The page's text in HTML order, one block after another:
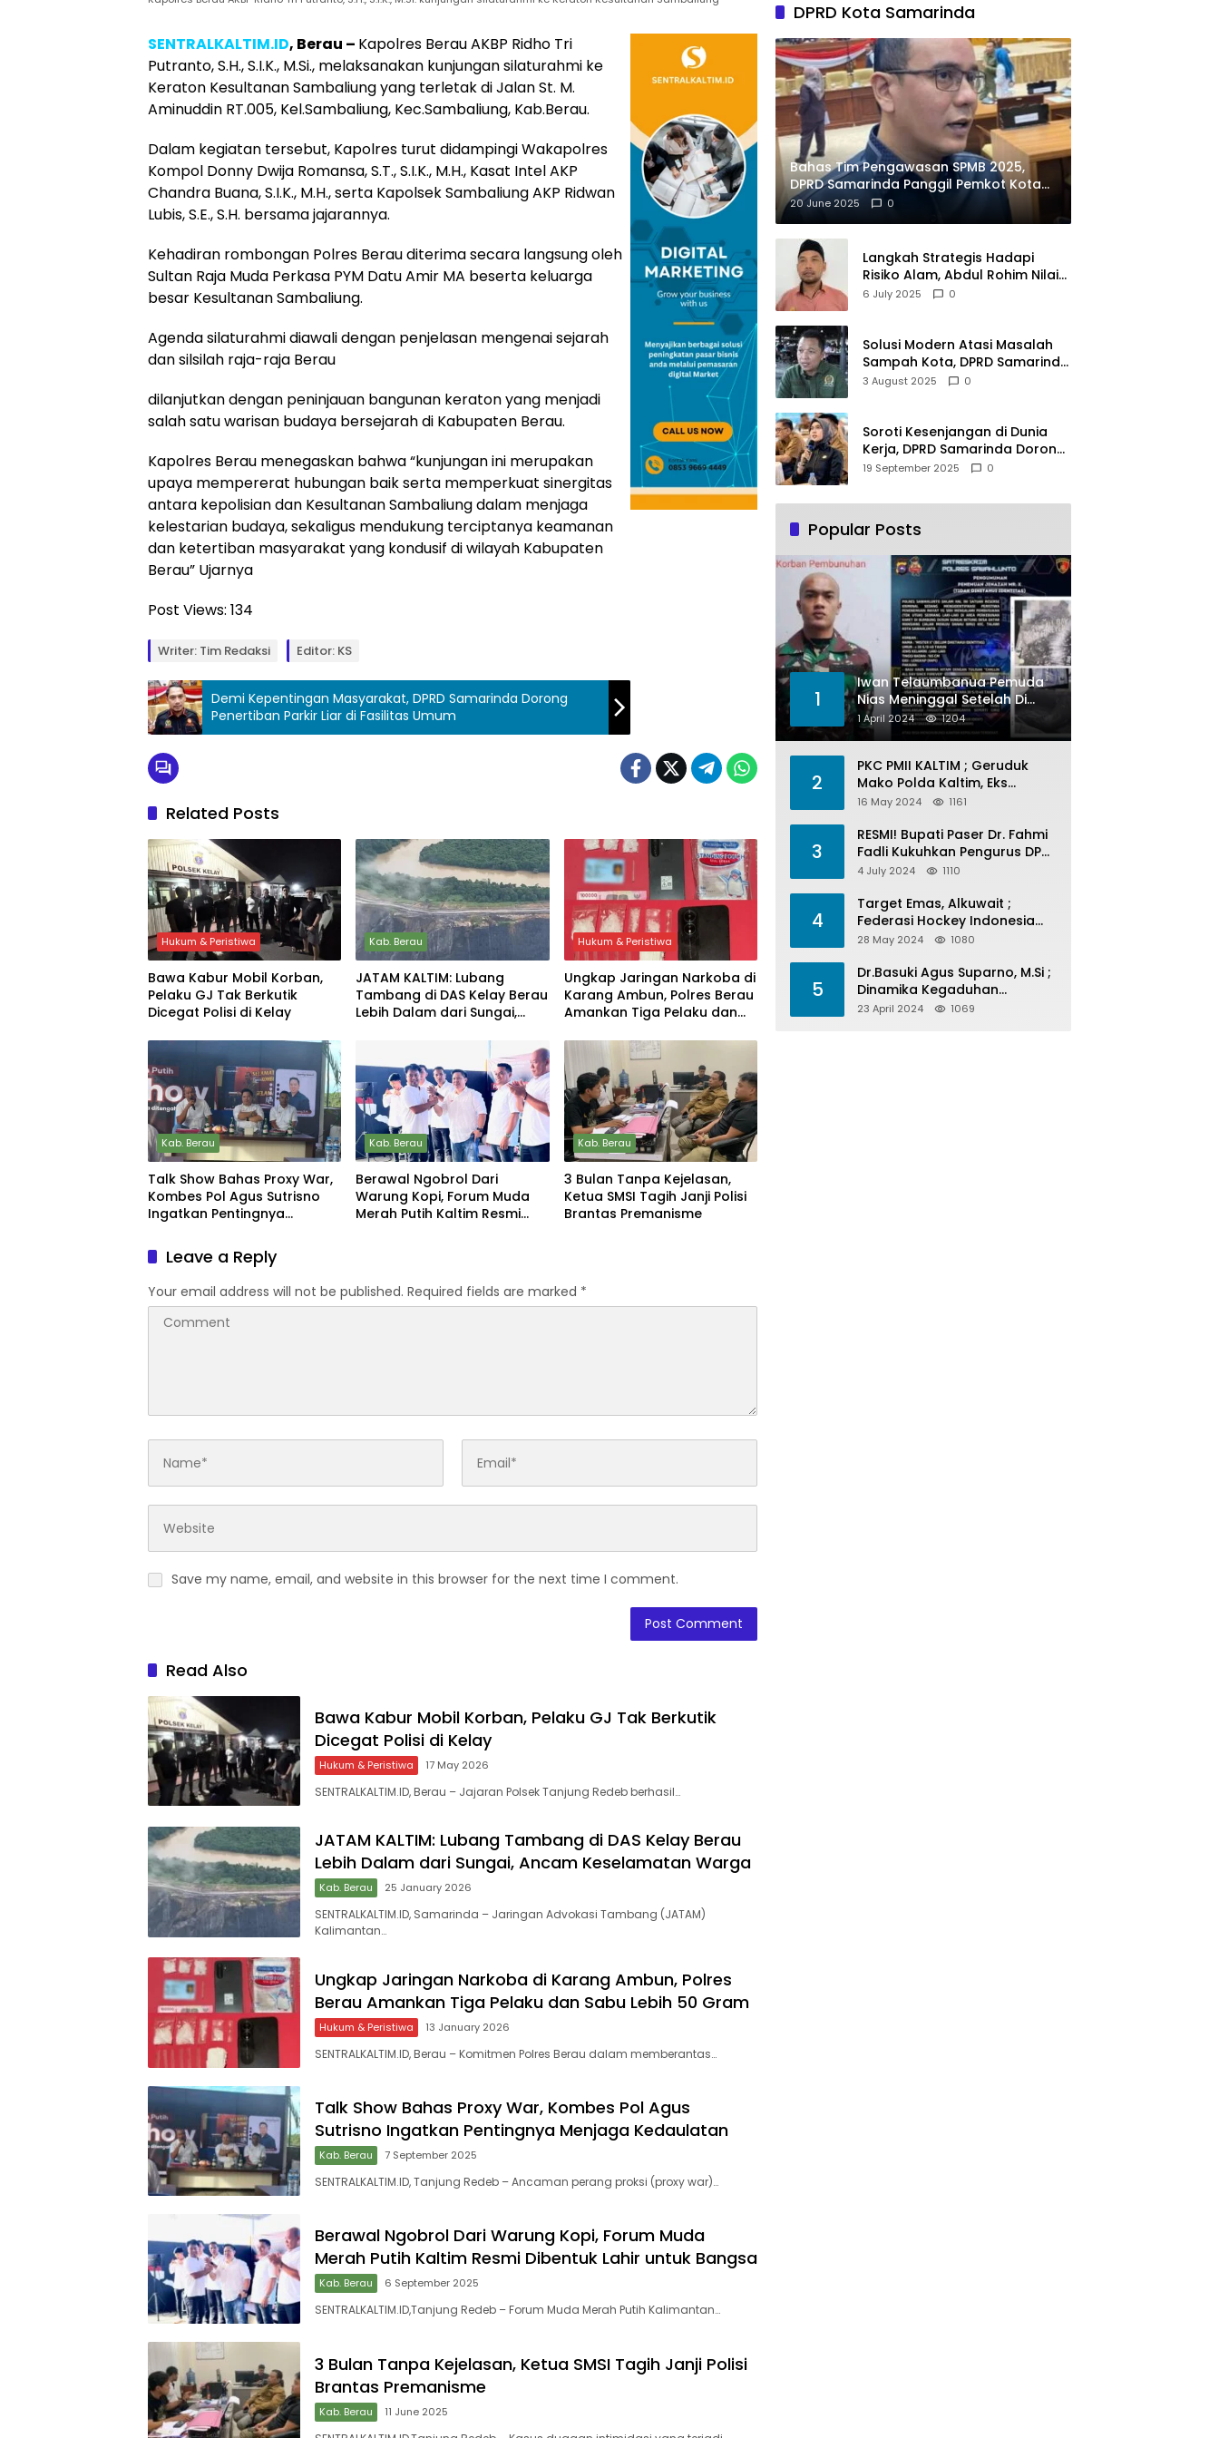
SENTRALKALTIM.ID, Berau – Kapolres Berau AKBP Ridho Tri
Putranto, S.H., S.I.K., M.Si., melaksanakan kunjungan silaturahmi ke
Keraton Kesultanan Sambaliung yang terletak di Jalan St. M.
Aminuddin RT.005, Kel.Sambaliung, Kec.Sambaliung, Kab.Berau.
Dalam kegiatan tersebut, Kapolres turut didampingi Wakapolres
Kompol Donny Dwija Romansa, S.T., S.I.K., M.H., Kasat Intel AKP
Chandra Buana, S.I.K., M.H., serta Kapolsek Sambaliung AKP Ridwan
Lubis, S.E., S.H. bersama jajarannya.
Kehadiran rombongan Polres Berau diterima secara langsung oleh
Sultan Raja Muda Perkasa PYM Datu Amir MA beserta keluarga
besar Kesultanan Sambaliung.
Agenda silaturahmi diawali dengan penjelasan mengenai sejarah
dan silsilah raja-raja Berau
dilanjutkan dengan peninjauan bangunan keraton yang menjadi
salah satu warisan budaya bersejarah di Kabupaten Berau.
Kapolres Berau menegaskan bahwa “kunjungan ini merupakan
upaya mempererat hubungan baik serta memperkuat sinergitas
antara kepolisian dan Kesultanan Sambaliung dalam menjaga
kelestarian budaya, sekaligus mendukung terciptanya keamanan
dan ketertiban masyarakat yang kondusif di wilayah Kabupaten
Berau” Ujarnya
Post Views: 134
Writer: Tim Redaksi Editor: KS
Demi Kepentingan Masyarakat, DPRD Samarinda Dorong
Penertiban Parkir Liar di Fasilitas Umum
Related Posts
Hukum & Peristiwa
Bawa Kabur Mobil Korban,
Pelaku GJ Tak Berkutik
Dicegat Polisi di Kelay
Kab. Berau
JATAM KALTIM: Lubang
Tambang di DAS Kelay Berau
Lebih Dalam dari Sungai,
Hukum & Peristiwa
Ungkap Jaringan Narkoba di
Karang Ambun, Polres Berau
Amankan Tiga Pelaku dan
Kab. Berau
Talk Show Bahas Proxy War,
Kombes Pol Agus Sutrisno
Ingatkan Pentingnya
Kab. Berau
Berawal Ngobrol Dari
Warung Kopi, Forum Muda
Merah Putih Kaltim Resmi
Kab. Berau
3 Bulan Tanpa Kejelasan,
Ketua SMSI Tagih Janji Polisi
Brantas Premanisme
Leave a Reply
Your email address will not be published. Required fields are marked *
Save my name, email, and website in this browser for the next time I comment.
Read Also
Bawa Kabur Mobil Korban, Pelaku GJ Tak Berkutik
Dicegat Polisi di Kelay
Hukum & Peristiwa 17 May 2026
SENTRALKALTIM.ID, Berau – Jajaran Polsek Tanjung Redeb berhasil…
JATAM KALTIM: Lubang Tambang di DAS Kelay Berau
Lebih Dalam dari Sungai, Ancam Keselamatan Warga
Kab. Berau 25 January 2026
SENTRALKALTIM.ID, Samarinda – Jaringan Advokasi Tambang (JATAM)
Kalimantan…
Ungkap Jaringan Narkoba di Karang Ambun, Polres
Berau Amankan Tiga Pelaku dan Sabu Lebih 50 Gram
Hukum & Peristiwa 13 January 2026
SENTRALKALTIM.ID, Berau – Komitmen Polres Berau dalam memberantas…
Talk Show Bahas Proxy War, Kombes Pol Agus
Sutrisno Ingatkan Pentingnya Menjaga Kedaulatan
Kab. Berau 7 September 2025
SENTRALKALTIM.ID, Tanjung Redeb – Ancaman perang proksi (proxy war)…
Berawal Ngobrol Dari Warung Kopi, Forum Muda
Merah Putih Kaltim Resmi Dibentuk Lahir untuk Bangsa
Kab. Berau 6 September 2025
SENTRALKALTIM.ID,Tanjung Redeb – Forum Muda Merah Putih Kalimantan…
3 Bulan Tanpa Kejelasan, Ketua SMSI Tagih Janji Polisi
Brantas Premanisme
Kab. Berau 11 June 2025
DPRD Kota Samarinda
Bahas Tim Pengawasan SPMB 2025,
DPRD Samarinda Panggil Pemkot Kota
Tepian
20 June 2025 0
Langkah Strategis Hadapi
Risiko Alam, Abdul Rohim Nilai
Samarinda Siap Jadi Pusat
6 July 2025 0
Solusi Modern Atasi Masalah
Sampah Kota, DPRD Samarinda
Dukung Penuh Proyek PLTSA
3 August 2025 0
Soroti Kesenjangan di Dunia
Kerja, DPRD Samarinda Dorong
Pemkot Gencarkan
19 September 2025 0
Popular Posts
1
Iwan Telaumbanua Pemuda
Nias Meninggal Setelah Di
Habisi Oknum TNI AL
1 April 2024 1204
2
PKC PMII KALTIM ; Geruduk
Mako Polda Kaltim, Eks
Lubang Tambang Banyak
16 May 2024 1161
3
RESMI! Bupati Paser Dr. Fahmi
Fadli Kukuhkan Pengurus DPP
LAP 2024-2029
4 July 2024 1110
4
Target Emas, Alkuwait ;
Federasi Hockey Indonesia
Kota Balikpapan Siap Menjadi
28 May 2024 1080
5
Dr.Basuki Agus Suparno, M.Si ;
Dinamika Kegaduhan
Komunikasi Politik Jelang
23 April 2024 1069